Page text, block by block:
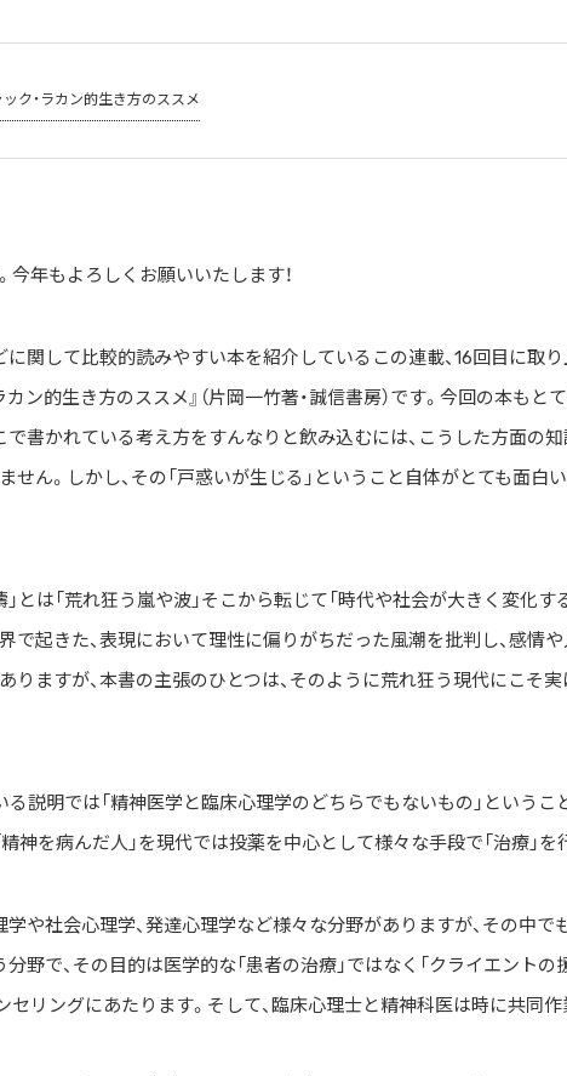
ク・ラカン的生き方のススメ
年もよろしくお願いいたします！
に関して比較的読みやすい本を紹介しているこの連載、16回目に取り
ン的生き方のススメ』（片岡一竹著・誠信書房）です。今回の本もと
で書かれている考え方をすんなりと飲み込むには、こうした方面の
ん。しかし、その「戸惑いが生じる」ということ自体がとても面白
とは「荒れ狂う嵐や波」そこから転じて「時代や社会が大きく変化す
で起きた、表現において理性に偏りがちだった風潮を批判し、感情
りますが、本書の主張のひとつは、そのように荒れ狂う現代にこそ
る説明では「精神医学と臨床心理学のどちらでもないもの」というこ
精神を病んだ人」を現代では投薬を中心として様々な手段で「治療」を
や社会心理学、発達心理学など様々な分野がありますが、その中で
野で、その目的は医学的な「患者の治療」ではなく「クライエントの
リングにあたります。そして、臨床心理士と精神科医は時に共同作